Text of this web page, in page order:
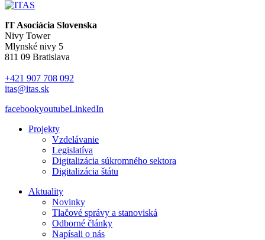
IT Asociácia Slovenska
Nivy Tower
Mlynské nivy 5
811 09 Bratislava
+421 907 708 092
itas@itas.sk
facebookyoutubeLinkedIn
Projekty
Vzdelávanie
Legislatíva
Digitalizácia súkromného sektora
Digitalizácia štátu
Aktuality
Novinky
Tlačové správy a stanoviská
Odborné články
Napísali o nás